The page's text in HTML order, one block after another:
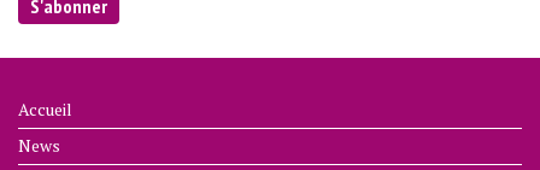
Accueil
News